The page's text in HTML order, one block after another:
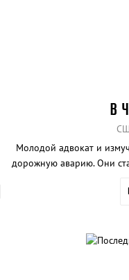
В
Молодой адвокат и
дорожную аварию. Они